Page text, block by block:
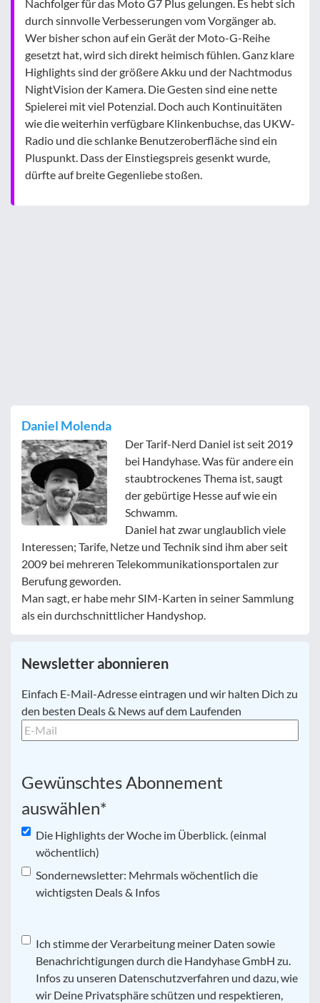
Nachfolger für das Moto G7 Plus gelungen. Es hebt sich
durch sinnvolle Verbesserungen vom Vorgänger ab.
Wer bisher schon auf ein Gerät der Moto-G-Reihe
gesetzt hat, wird sich direkt heimisch fühlen. Ganz klare
Highlights sind der größere Akku und der Nachtmodus
NightVision der Kamera. Die Gesten sind eine nette
Spielerei mit viel Potenzial. Doch auch Kontinuitäten
wie die weiterhin verfügbare Klinkenbuchse, das UKW-
Radio und die schlanke Benutzeroberfläche sind ein
Pluspunkt. Dass der Einstiegspreis gesenkt wurde,
dürfte auf breite Gegenliebe stoßen.
Daniel Molenda
Der Tarif-Nerd Daniel ist seit 2019
bei Handyhase. Was für andere ein
staubtrockenes Thema ist, saugt
der gebürtige Hesse auf wie ein
Schwamm.
Daniel hat zwar unglaublich viele
Interessen; Tarife, Netze und Technik sind ihm aber seit
2009 bei mehreren Telekommunikationsportalen zur
Berufung geworden.
Man sagt, er habe mehr SIM-Karten in seiner Sammlung
als ein durchschnittlicher Handyshop.
Newsletter abonnieren
E-
Mail *
Einfach E-Mail-Adresse eintragen und wir halten Dich zu
den besten Deals & News auf dem Laufenden
Gewünschtes Abonnement
auswählen*
Die Highlights der Woche im Überblick. (einmal
wöchentlich)
Sondernewsletter: Mehrmals wöchentlich die
wichtigsten Deals & Infos
Datenschutz*
Ich stimme der Verarbeitung meiner Daten sowie
Benachrichtigungen durch die Handyhase GmbH zu.
Infos zu unseren Datenschutzverfahren und dazu, wie
wir Deine Privatsphäre schützen und respektieren,